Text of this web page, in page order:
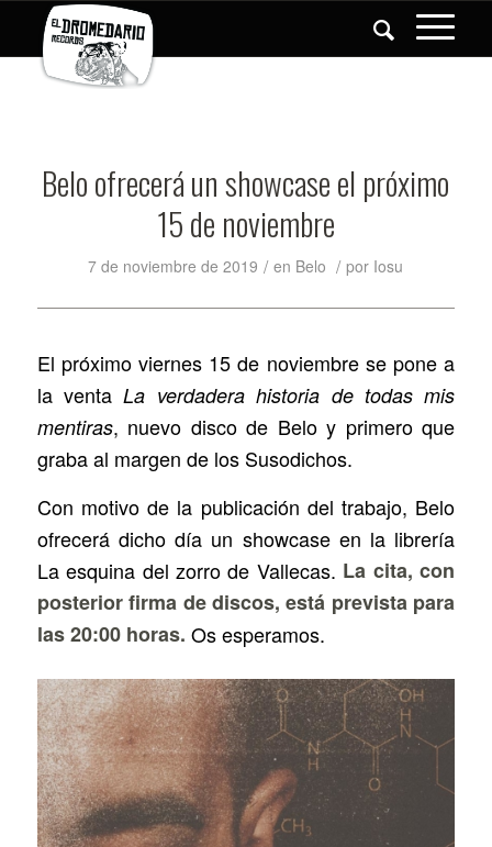
Belo ofrecerá un showcase el próximo
15 de noviembre
7 de noviembre de 2019 / en Belo / por Iosu
El próximo viernes 15 de noviembre se pone a
la ventaLa verdadera historia de todas mis
mentiras, nuevo disco de Belo y primero que
graba al margen de los Susodichos.
Con motivo de la publicación del trabajo, Belo
ofrecerá dicho día un showcase en la librería
La esquina del zorro de Vallecas. La cita, con
posterior firma de discos, está prevista para
las 20:00 horas. Os esperamos.